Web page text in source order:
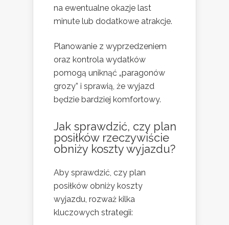
na ewentualne okazje last
minute lub dodatkowe atrakcje.
Planowanie z wyprzedzeniem
oraz kontrola wydatków
pomogą uniknąć „paragonów
grozy” i sprawią, że wyjazd
będzie bardziej komfortowy.
Jak sprawdzić, czy plan
posiłków rzeczywiście
obniży koszty wyjazdu?
Aby sprawdzić, czy plan
posiłków obniży koszty
wyjazdu, rozważ kilka
kluczowych strategii: